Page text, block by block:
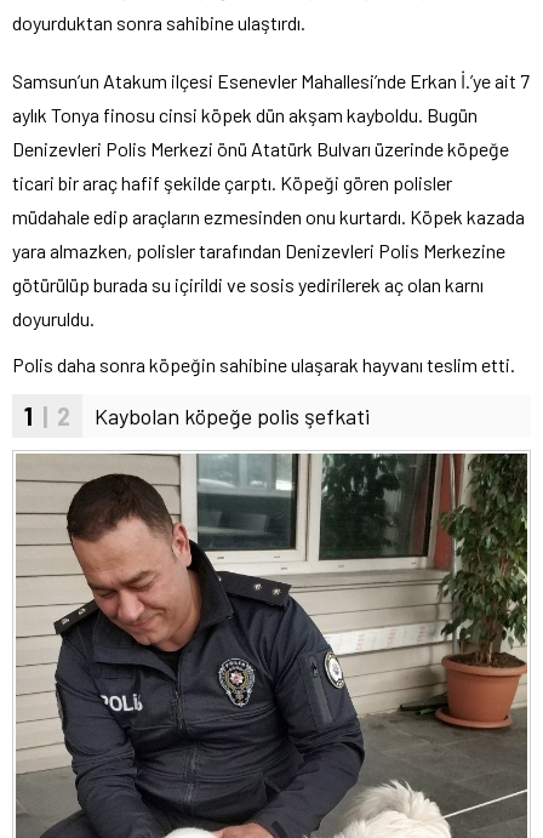
doyurduktan sonra sahibine ulaştırdı.
Samsun’un Atakum ilçesi Esenevler Mahallesi’nde Erkan İ.’ye ait 7
aylık Tonya finosu cinsi köpek dün akşam kayboldu. Bugün
Denizevleri Polis Merkezi önü Atatürk Bulvarı üzerinde köpeğe
ticari bir araç hafif şekilde çarptı. Köpeği gören polisler
müdahale edip araçların ezmesinden onu kurtardı. Köpek kazada
yara almazken, polisler tarafından Denizevleri Polis Merkezine
götürülüp burada su içirildi ve sosis yedirilerek aç olan karnı
doyuruldu.
Polis daha sonra köpeğin sahibine ulaşarak hayvanı teslim etti.
1 | 2 Kaybolan köpeğe polis şefkati